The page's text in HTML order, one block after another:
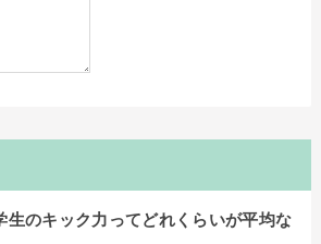
生のキック力ってどれくらいが平均な